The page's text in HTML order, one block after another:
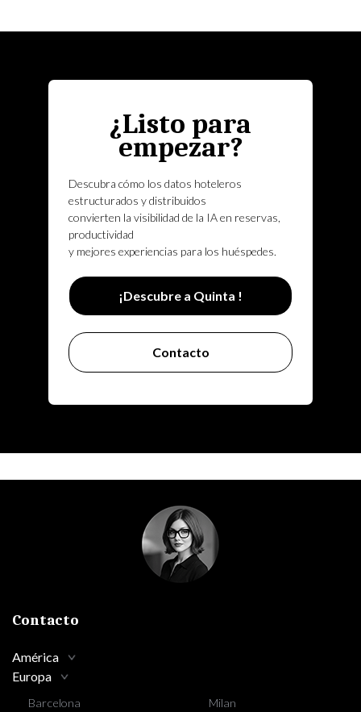
¿Listo para
empezar?
Descubra cómo los datos hoteleros
estructurados y distribuidos
convierten la visibilidad de la IA en reservas,
productividad
y mejores experiencias para los huéspedes.
¡Descubre a Quinta !
Contacto
Contacto
América
Europa
Barcelona
Milan